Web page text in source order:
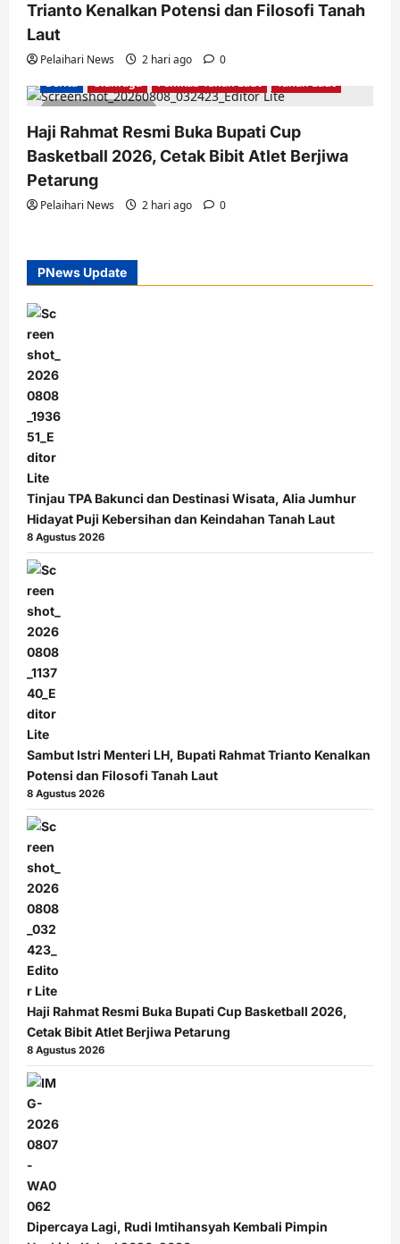
Trianto Kenalkan Potensi dan Filosofi Tanah
Laut
Pelaihari News 2 hari ago 0
2 minutes read
Berita Olahraga Pemkab Tanah Laut Tanah Laut
Haji Rahmat Resmi Buka Bupati Cup
Basketball 2026, Cetak Bibit Atlet Berjiwa
Petarung
Pelaihari News 2 hari ago 0
PNews Update
Tinjau TPA Bakunci dan Destinasi Wisata, Alia Jumhur
Hidayat Puji Kebersihan dan Keindahan Tanah Laut
8 Agustus 2026
Sambut Istri Menteri LH, Bupati Rahmat Trianto Kenalkan
Potensi dan Filosofi Tanah Laut
8 Agustus 2026
Haji Rahmat Resmi Buka Bupati Cup Basketball 2026,
Cetak Bibit Atlet Berjiwa Petarung
8 Agustus 2026
Dipercaya Lagi, Rudi Imtihansyah Kembali Pimpin